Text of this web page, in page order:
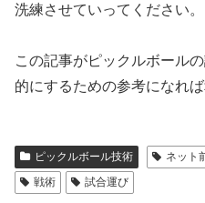
洗練させていってください。
この記事がピックルボール
的にするための参考になれば
ピックルボール技術 ネット
戦術
試合運び